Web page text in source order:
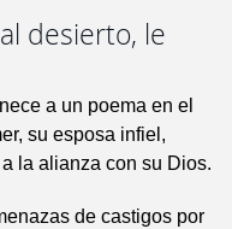
desierto, le
a un poema en el
su esposa infiel,
la alianza con su Dios.
de castigos por